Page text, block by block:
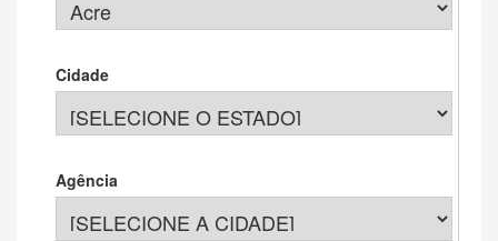
Cidade
Agência